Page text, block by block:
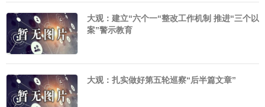
大观：建立“六个一“整改工作机制 推进“三个以
案”警示教育
大观：扎实做好第五轮巡察“后半篇文章”